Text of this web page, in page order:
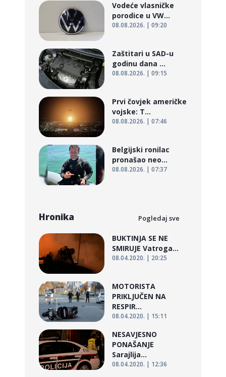
Vodeće vlasničke
porodice u VW...
08.08.2026. | 09:20
Zaštitari u SAD-u
godinu dana ...
08.08.2026. | 09:15
Prvi čovjek američke
vojske: T...
08.08.2026. | 07:46
Belgijski ronilac
pronašao neo...
08.08.2026. | 07:37
Hronika Pogledaj sve
BUKTINJA SE NE
SMIRUJE Vatroga...
08.04.2020. | 20:25
MOTORISTA
PRIKLJUČEN NA
RESPIR...
08.04.2020. | 15:11
NESAVJESNO
PONAŠANJE
Sarajlija...
08.04.2020. | 12:36